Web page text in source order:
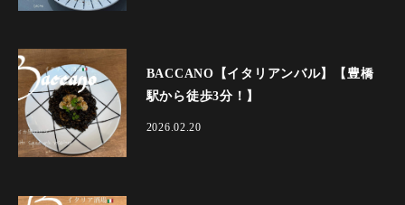
BACCANO【イタリアンバル】【豊橋
駅から徒歩3分！】
2026.02.20